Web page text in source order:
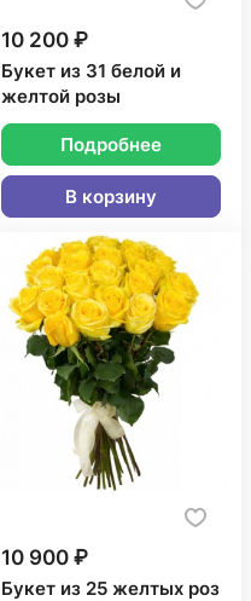
10 200 ₽
Букет из 31 белой и
желтой розы
Подробнее
В корзину
10 900 ₽
Букет из 25 желтых роз